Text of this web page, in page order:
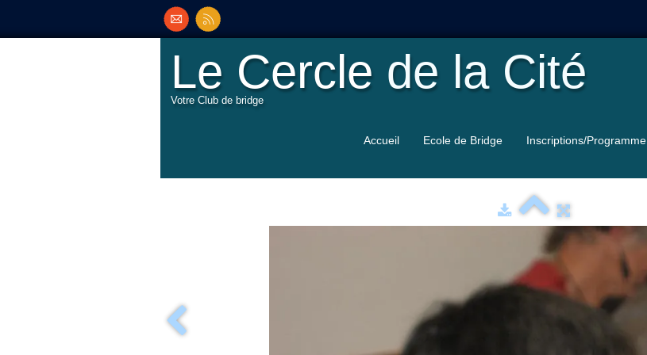
Le Cercle de la Cité
Votre Club de bridge
Accueil Ecole de Bridge Inscriptions/Programme